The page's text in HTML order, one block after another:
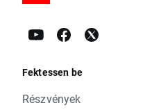
Fektessen be
Részvények